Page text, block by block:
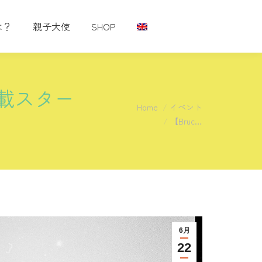
親子大使 SHOP
スター You are here:Home
イベント
【Bruc…
6月
22